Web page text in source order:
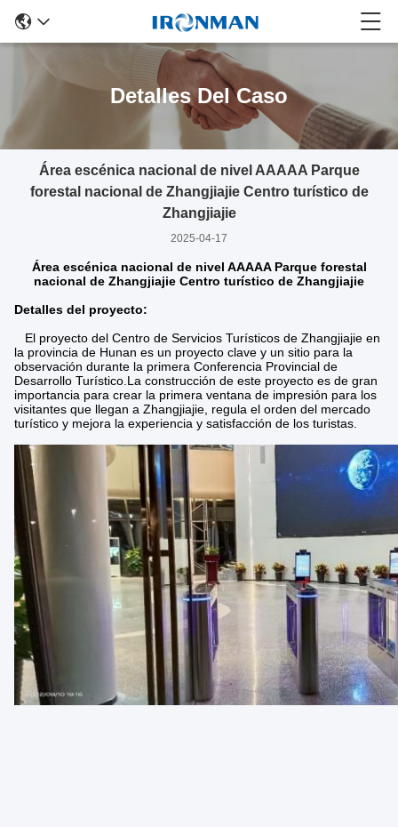
Detalles Del Caso
Área escénica nacional de nivel AAAAA Parque
forestal nacional de Zhangjiajie Centro turístico de
Zhangjiajie
2025-04-17
Área escénica nacional de nivel AAAAA Parque forestal
nacional de Zhangjiajie Centro turístico de Zhangjiajie
Detalles del proyecto:
El proyecto del Centro de Servicios Turísticos de Zhangjiajie en
la provincia de Hunan es un proyecto clave y un sitio para la
observación durante la primera Conferencia Provincial de
Desarrollo Turístico.La construcción de este proyecto es de gran
importancia para crear la primera ventana de impresión para los
visitantes que llegan a Zhangjiajie, regula el orden del mercado
turístico y mejora la experiencia y satisfacción de los turistas.